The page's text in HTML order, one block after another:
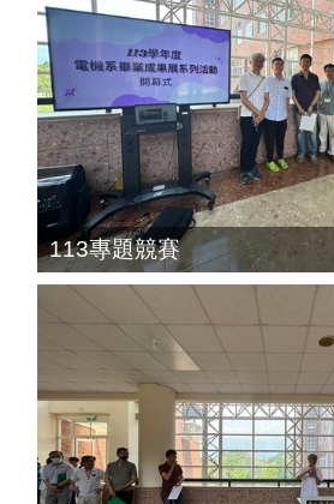
113專題競賽